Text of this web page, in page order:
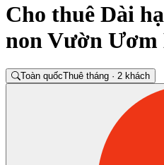
Cho thuê Dài
non Vườn Ươm
Toàn quốcThuê tháng · 2 khách